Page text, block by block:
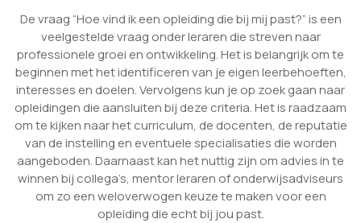
De vraag “Hoe vind ik een opleiding die bij mij past?” is een
veelgestelde vraag onder leraren die streven naar
professionele groei en ontwikkeling. Het is belangrijk om te
beginnen met het identificeren van je eigen leerbehoeften,
interesses en doelen. Vervolgens kun je op zoek gaan naar
opleidingen die aansluiten bij deze criteria. Het is raadzaam
om te kijken naar het curriculum, de docenten, de reputatie
van de instelling en eventuele specialisaties die worden
aangeboden. Daarnaast kan het nuttig zijn om advies in te
winnen bij collega’s, mentor leraren of onderwijsadviseurs
om zo een weloverwogen keuze te maken voor een
opleiding die echt bij jou past.